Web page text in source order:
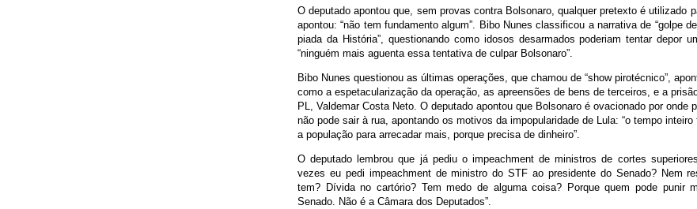
O deputado apontou que, sem provas contra Bolsonaro, qualquer pretexto é utilizado
apontou: “não tem fundamento algum”. Bibo Nunes classificou a narrativa de “golpe
piada da História”, questionando como idosos desarmados poderiam tentar depor
“ninguém mais aguenta essa tentativa de culpar Bolsonaro”.
Bibo Nunes questionou as últimas operações, que chamou de “show pirotécnico”,
como a espetacularização da operação, as apreensões de bens de terceiros, e a
PL, Valdemar Costa Neto. O deputado apontou que Bolsonaro é ovacionado por onde
não pode sair à rua, apontando os motivos da impopularidade de Lula: “o tempo inteiro
a população para arrecadar mais, porque precisa de dinheiro”.
O deputado lembrou que já pediu o impeachment de ministros de cortes
vezes eu pedi impeachment de ministro do STF ao presidente do Senado? Nem
tem? Dívida no cartório? Tem medo de alguma coisa? Porque quem pode punir
Senado. Não é a Câmara dos Deputados”.